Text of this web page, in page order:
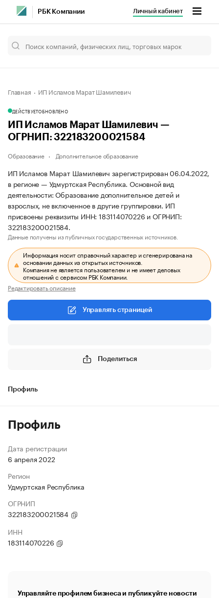
РБК Компании Личный кабинет
Главная ИП Исламов Марат Шамилевич
ДЕЙСТВУЕТОБНОВЛЕНО
ИП Исламов Марат Шамилевич —
ОГРНИП: 322183200021584
Образование Дополнительное образование
ИП Исламов Марат Шамилевич зарегистрирован 06.04.2022,
в регионе — Удмуртская Республика. Основной вид
деятельности: Образование дополнительное детей и
взрослых, не включенное в другие группировки. ИП
присвоены реквизиты ИНН: 183114070226 и ОГРНИП:
322183200021584.
Данные получены из публичных государственных источников.
Информация носит справочный характер и сгенерирована на
основании данных из открытых источников.
Компания не является пользователем и не имеет деловых
отношений с сервисом РБК Компании.
Редактировать описание
Управлять страницей
Поделиться
Профиль
Профиль
Дата регистрации
6 апреля 2022
Регион
Удмуртская Республика
ОГРНИП
322183200021584
ИНН
183114070226
Управляйте профилем бизнеса и публикуйте новости